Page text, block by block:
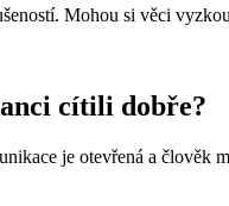
Mohou si věci
cítili dobře?
je otevřená a člověk